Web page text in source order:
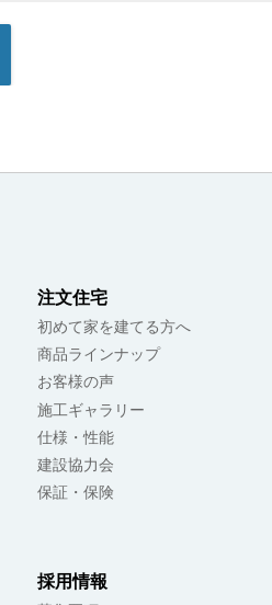
注文住宅
初めて家を建てる方へ
商品ラインナップ
お客様の声
施工ギャラリー
仕様・性能
建設協力会
保証・保険
採用情報